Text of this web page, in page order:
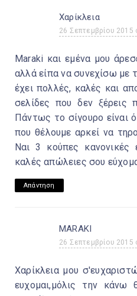
Χαρίκλεια
26 Σεπτεμβρίου 2015
Maraki και εμένα μου
αλλά είπα να συνεχίσω με
έχει πολλές, καλές και
σελίδες που δεν ξέρεις
Πάντως το σίγουρο είναι
που θέλουμε αρκεί να
Ναι 3 κούπες κανονικές
καλές απώλειες σου
Απάντηση
MARAKI
26 Σεπτεμβρίου 2015
Χαρίκλεια μου
ευχομαι,μόλις την